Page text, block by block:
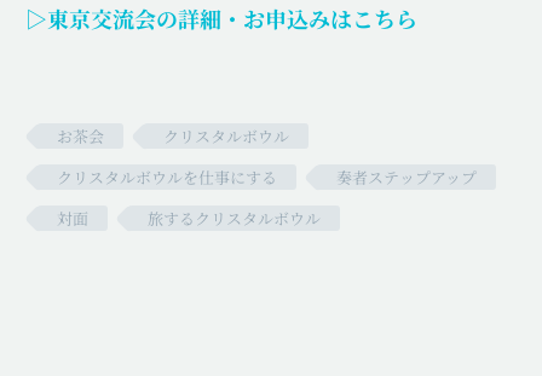
▷東京交流会の詳細・お申込みはこちら
お茶会
クリスタルボウル
クリスタルボウルを仕事にする
奏者ステップアップ
対面
旅するクリスタルボウル